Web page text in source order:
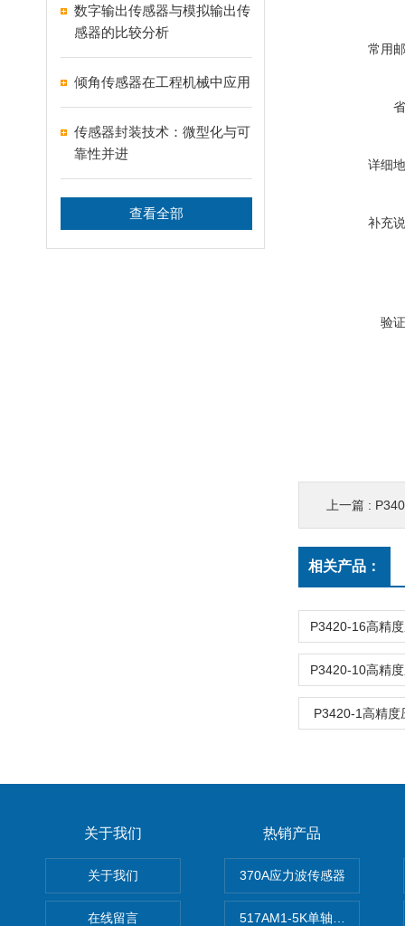
数字输出传感器与模拟输出传
感器的比较分析
倾角传感器在工程机械中应用
传感器封装技术：微型化与可
靠性并进
查看全部
常用
详细
补充
验
上一篇 :
相关产品：
P3420-16高精
P3420-10高精
P3420-1高精度
关于我们
关于我们
在线留言
热销产品
370A应力波传感器
517AM1-5K单轴冲击IEPE加